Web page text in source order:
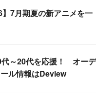
】7月期夏の新アニメを一
代～20代を応援！ オーデ
ル情報はDeview